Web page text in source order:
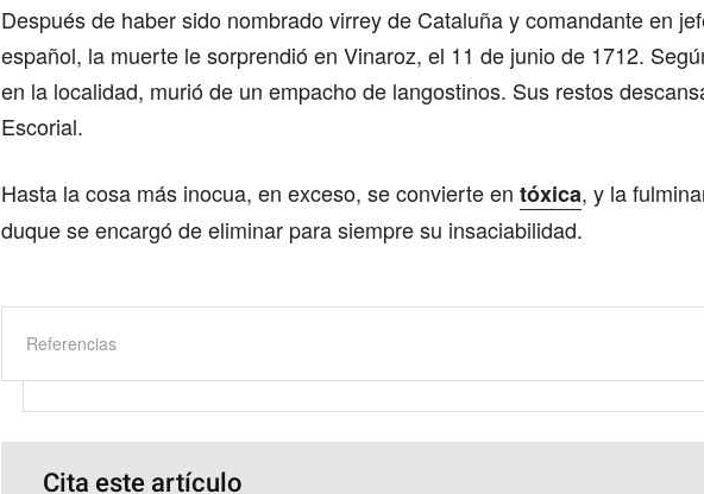
Después de haber sido nombrado virrey de Cataluña y comandante en
español, la muerte le sorprendió en Vinaroz, el 11 de junio de 1712.
en la localidad, murió de un empacho de langostinos. Sus restos
Escorial.
Hasta la cosa más inocua, en exceso, se convierte en tóxica, y la
duque se encargó de eliminar para siempre su insaciabilidad.
Referencias
Cita este artículo